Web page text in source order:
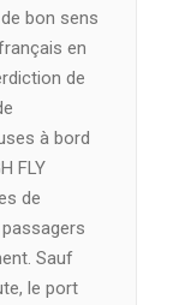
bon sens
en
de
à bord
FLY
de
Sauf
le port